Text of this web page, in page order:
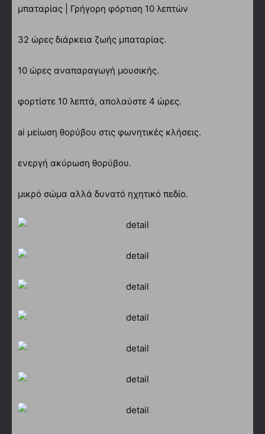
μπαταρίας | Γρήγορη φόρτιση 10 λεπτών
32 ώρες διάρκεια ζωής μπαταρίας.
10 ώρες αναπαραγωγή μουσικής.
φορτίστε 10 λεπτά, απολαύστε 4 ώρες.
ai μείωση θορύβου στις φωνητικές κλήσεις.
ενεργή ακύρωση θορύβου.
μικρό σώμα αλλά δυνατό ηχητικό πεδίο.